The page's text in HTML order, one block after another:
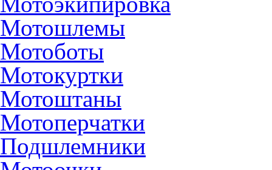
Мотошлемы
Мотоботы
Мотокуртки
Мотоштаны
Мотоперчатки
Подшлемники